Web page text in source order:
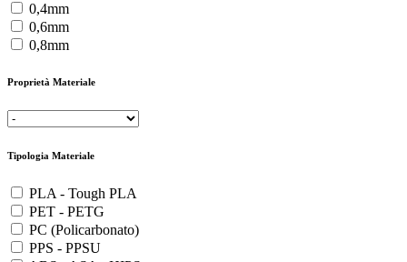
0,4mm
0,6mm
0,8mm
Proprietà Materiale
Tipologia Materiale
PLA - Tough PLA
PET - PETG
PC (Policarbonato)
PPS - PPSU